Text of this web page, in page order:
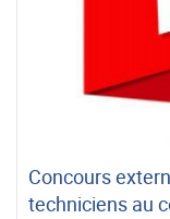
Concours
techniciens au